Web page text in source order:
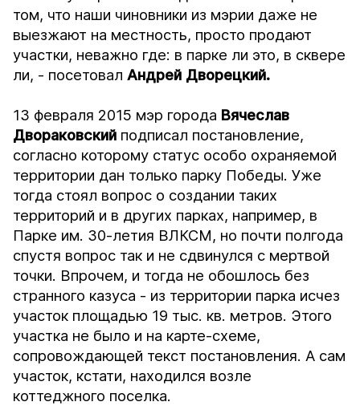
том, что наши чиновники из мэрии даже не
выезжают на местность, просто продают
участки, неважно где: в парке ли это, в сквере
ли, - посетовалАндрей Дворецкий.
13 февраля 2015 мэр города Вячеслав
Двораковский подписал постановление,
согласно которому статус особо охраняемой
территории дан только парку Победы. Уже
тогда стоял вопрос о создании таких
территорий и в других парках, например, в
Парке им. 30-летия ВЛКСМ, но почти полгода
спустя вопрос так и не сдвинулся с мертвой
точки. Впрочем, и тогда не обошлось без
странного казуса - из территории парка исчез
участок площадью 19 тыс. кв. метров. Этого
участка не было и на карте-схеме,
сопровождающей текст постановления. А сам
участок, кстати, находился возле
коттеджного поселка.